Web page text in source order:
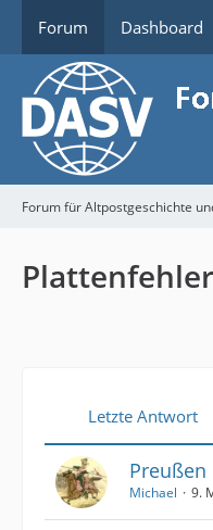
Forum Dashboard
Forum für Altpostgeschichte
Plattenfehler
Letzte Antwort
Michael 9.